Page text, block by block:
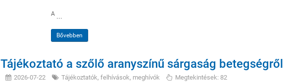
A ...
Bővebben
Tájékoztató a szőlő aranyszínű sárgaság betegségről
2026-07-22 Tájékoztatók, felhívások, meghívók Megtekintések: 82